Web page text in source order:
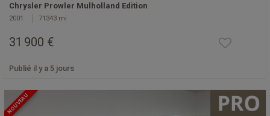
Chrysler Prowler Mulholland Edition
2001 71343 mi
31 900 €
Publié il y a 5 jours
NOUVEAU